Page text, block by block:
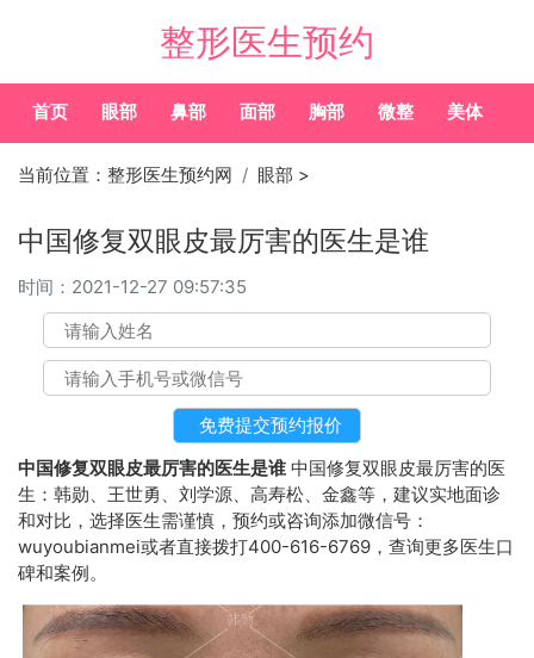
整形医生预约
首页 眼部 鼻部 面部 胸部 微整 美体
当前位置： 整形医生预约网 眼部 >
中国修复双眼皮最厉害的医生是谁
时间： 2021-12-27 09:57:35
中国修复双眼皮最厉害的医生是谁 中国修复双眼皮最厉害的医
生：韩勋、王世勇、刘学源、高寿松、金鑫等，建议实地面诊
和对比，选择医生需谨慎，预约或咨询添加微信号：
wuyoubianmei或者直接拨打400-616-6769，查询更多医生口
碑和案例。